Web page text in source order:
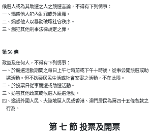
候選人或為其助選之人之競選言論，不得有下列情事：
一、煽惑他人犯內亂罪或外患罪。
二、煽惑他人以暴動破壞社會秩序。
三、觸犯其他刑事法律規定之罪。
第 56 條
政黨及任何人，不得有下列情事：
一、於競選活動期間之每日上午七時前或下午十時後，從事公開競選或助
    選活動。但不妨礙居民生活或社會安寧之活動，不在此限。
二、於投票日從事競選或助選活動。
三、妨害其他政黨或候選人競選活動。
四、邀請外國人民、大陸地區人民或香港、澳門居民為第四十五條各款之
    行為。
第 七 節 投票及開票